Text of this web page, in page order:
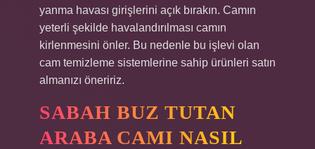
yanma havası girişlerini açık bırakın. Camın
yeterli şekilde havalandırılması camın
kirlenmesini önler. Bu nedenle bu işlevi olan
cam temizleme sistemlerine sahip ürünleri satın
almanızı öneririz.
SABAH BUZ TUTAN
ARABA CAMI NASIL